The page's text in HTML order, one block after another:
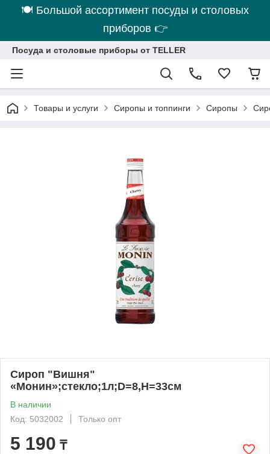
🍽 Большой ассортимент посуды и столовых
приборов 👉
Посуда и столовые приборы от TELLER
Товары и услуги Сиропы и топпинги Сиропы
Сироп "Вишня"
«Монин»;стекло;1л;D=8,H=33см
В наличии
Код: 5032002
Только опт
5 190 ₸